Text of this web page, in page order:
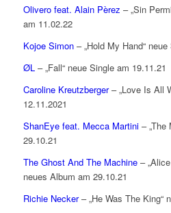
Olivero feat. Alain Pèrez – „Sin
am 11.02.22
Kojoe Simon– „Hold My Hand“
ØL– „Fall“ neue Single am 19.11.21
Caroline Kreutzberger– „Love Is All
12.11.2021
ShanEye feat. Mecca Martini– „The
29.10.21
The Ghost And The Machine–
neues Album am 29.10.21
Richie Necker– „He Was The King“